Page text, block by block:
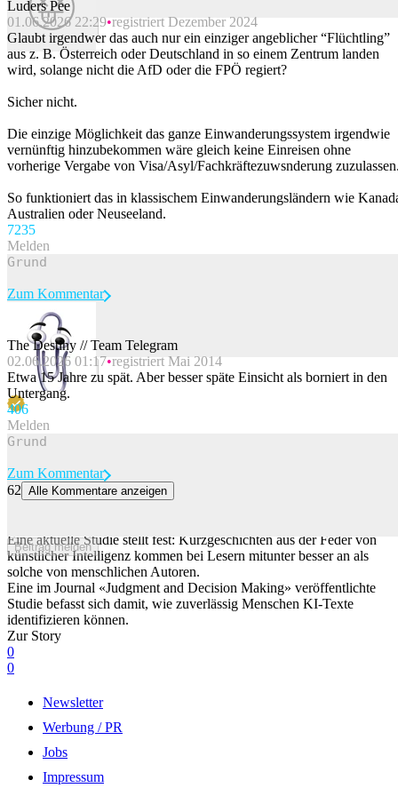
Beitrag melden
Luders Pee
01.06.2026 22:29 registriert Dezember 2024
Glaubt irgendwer das auch nur ein einziger angeblicher “Flüchtling”
aus z. B. Österreich oder Deutschland in so einem Zentrum landen
wird, solange nicht die AfD oder die FPÖ regiert?
Sicher nicht.
Die einzige Möglichkeit das ganze Einwanderungssystem irgendwie
vernünftig hinzubekommen wäre gleich keine Einreisen ohne
vorherige Vergabe von Visa/Asyl/Fachkräftezuwsnderung
So funktioniert das in klassischem Einwanderungsländern wie
Australien oder Neuseeland.
7235
Melden
Beitrag melden
Zum Kommentar
The Destiny // Team Telegram
02.06.2026 01:17 registriert Mai 2014
Etwa 15 Jahre zu spät. Aber besser späte Einsicht als borniert in den
Untergang.
406
Melden
Beitrag melden
Zum Kommentar
62 Alle Kommentare anzeigen
Eine aktuelle Studie stellt fest: Kurzgeschichten aus der Feder von
künstlicher Intelligenz kommen bei Lesern mitunter besser an als
solche von menschlichen Autoren.
Eine im Journal «Judgment and Decision Making» veröffentlichte
Studie befasst sich damit, wie zuverlässig Menschen KI-Texte
identifizieren können.
Zur Story
0
0
Newsletter
Werbung / PR
Jobs
Impressum